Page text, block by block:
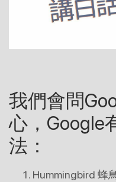
我們會問
心，Google
法：
Hummingbird 蜂